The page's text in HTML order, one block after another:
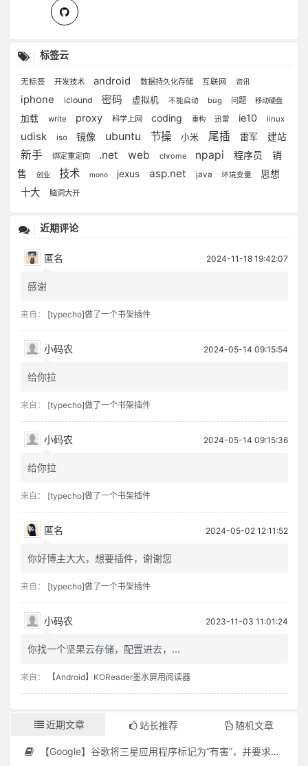
标签云
无标签 开发技术 android 数据持久化存储 互联网 资讯
iphone iclound 密码 虚拟机 不能启动 bug 问题 移动硬盘
加载 write proxy 科学上网 coding 重构 迅雷 ie10 linux
udisk iso 镜像 ubuntu 节操 小米 尾插 雷军 建站
新手 绑定重定向 .net web chrome npapi 程序员
销
售
创业 技术 mono jexus asp.net java 环境变量 思想
十大 脑洞大开
近期评论
匿名 2024-11-18 19:42:07
感谢
来自： [typecho]做了一个书架插件
小码农 2024-05-14 09:15:54
给你拉
来自： [typecho]做了一个书架插件
小码农 2024-05-14 09:15:36
给你拉
来自： [typecho]做了一个书架插件
匿名 2024-05-02 12:11:52
你好博主大大，想要插件，谢谢您
来自： [typecho]做了一个书架插件
小码农 2023-11-03 11:01:24
你找一个坚果云存储，配置进去，...
来自： 【Android】KOReader墨水屏用阅读器
近期文章 站长推荐 随机文章
【Google】谷歌将三星应用程序标记为“有害”，并要求用户删除它们